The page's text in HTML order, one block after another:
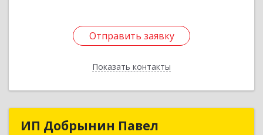
Отправить заявку
Показать контакты
Отправить заявку
Назад
ИП Добрынин ПавелИП Добрынин Павел